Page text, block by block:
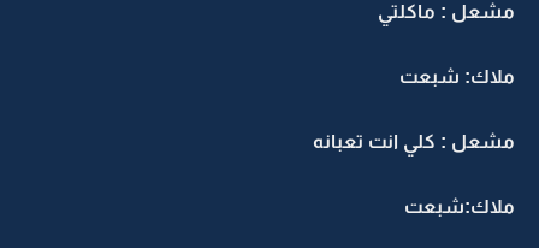
مشعل : ماكلتي
ملاك: شبعت
مشعل : كلي انت تعبانه
ملاك:شبعت